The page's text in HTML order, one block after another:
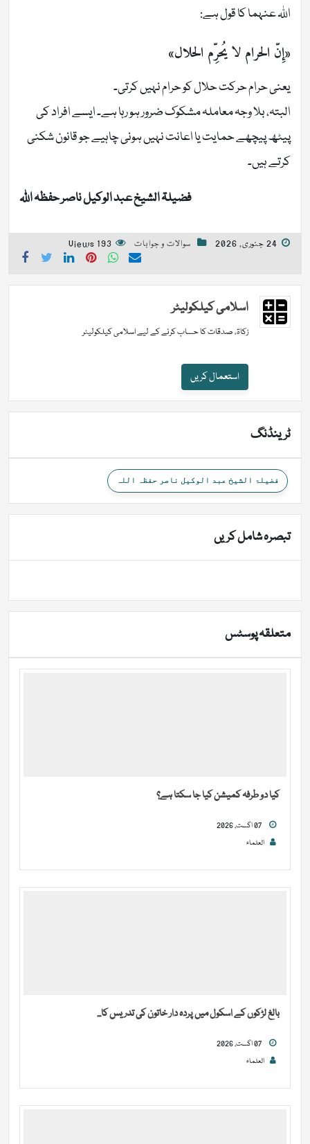
اللہ عنہما کا قول ہے:
«إِنّ الحرام لا يُحرِّم الحلال»
یعنی حرام حرکت حلال کو حرام نہیں کرتی۔
البتہ، بلا وجہ معاملہ مشکوک ضرور ہو رہا ہے۔ ایسے افراد کی
پیٹھ پیچھے حمایت یا اعانت نہیں ہونی چاہیے جو قانون شکنی
کرتے ہیں۔
فضیلۃ الشیخ عبد الوکیل ناصر حفظہ اللہ
24 جنوری, 2026 سوالات و جوابات 193 Views
اسلامی کیلکولیٹر
زکاۃ، صدقات کا حساب کرنے کے لیے اسلامی کیلکولیٹر
استعمال کریں
ٹرینڈنگ
فضیلۃ الشیخ عبد الوکیل ناصر حفظہ اللہ
تبصرہ شامل کریں
متعلقہ پوسٹس
کیا دو طرفہ کمیشن کیا جا سکتا ہے؟
العلماء
بالغ لڑکوں کے اسکول میں پردہ دار خاتون کی تدریس کا...
العلماء